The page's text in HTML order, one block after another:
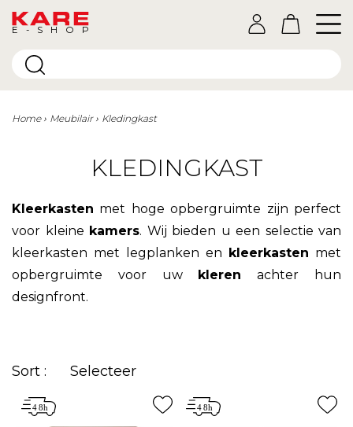
E-SHOP
Home Meubilair Kledingkast
KLEDINGKAST
Kleerkasten met hoge opbergruimte zijn perfect
voor kleine kamers. Wij bieden u een selectie van
kleerkasten met legplanken en kleerkasten met
opbergruimte voor uw kleren achter hun
designfront.
Sort : Selecteer